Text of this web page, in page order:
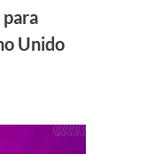
para
Unido